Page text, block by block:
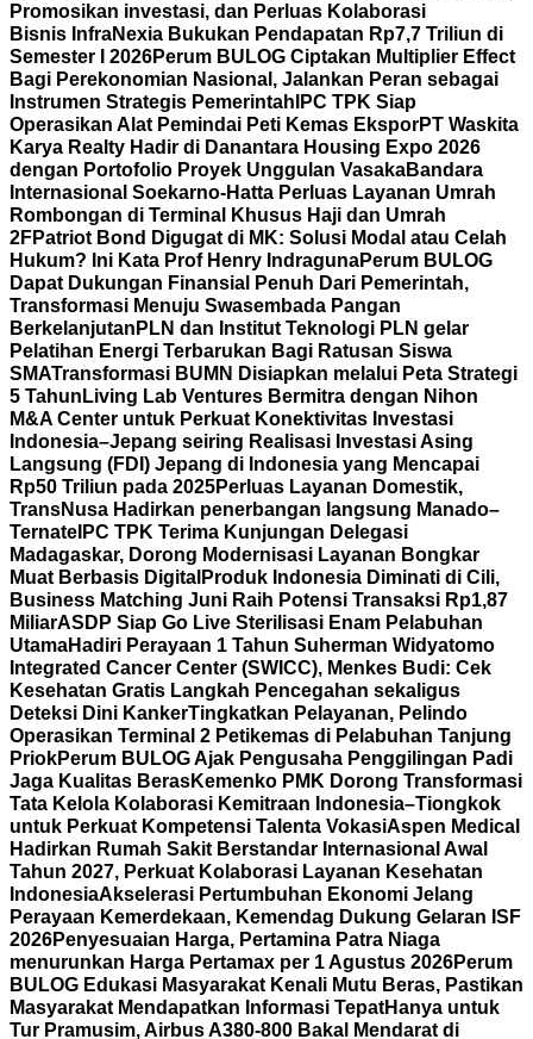
Promosikan investasi, dan Perluas Kolaborasi
Bisnis InfraNexia Bukukan Pendapatan Rp7,7 Triliun di
Semester I 2026Perum BULOG Ciptakan Multiplier Effect
Bagi Perekonomian Nasional, Jalankan Peran sebagai
Instrumen Strategis Pemerintah IPC TPK Siap
Operasikan Alat Pemindai Peti Kemas EksporPT Waskita
Karya Realty Hadir di Danantara Housing Expo 2026
dengan Portofolio Proyek Unggulan VasakaBandara
Internasional Soekarno-Hatta Perluas Layanan Umrah
Rombongan di Terminal Khusus Haji dan Umrah
2FPatriot Bond Digugat di MK: Solusi Modal atau Celah
Hukum? Ini Kata Prof Henry IndragunaPerum BULOG
Dapat Dukungan Finansial Penuh Dari Pemerintah,
Transformasi Menuju Swasembada Pangan
Berkelanjutan PLN dan Institut Teknologi PLN gelar
Pelatihan Energi Terbarukan Bagi Ratusan Siswa
SMATransformasi BUMN Disiapkan melalui Peta Strategi
5 Tahun Living Lab Ventures Bermitra dengan Nihon
M&A Center untuk Perkuat Konektivitas Investasi
Indonesia–Jepang seiring Realisasi Investasi Asing
Langsung (FDI) Jepang di Indonesia yang Mencapai
Rp50 Triliun pada 2025Perluas Layanan Domestik,
TransNusa Hadirkan penerbangan langsung Manado–
Ternate IPC TPK Terima Kunjungan Delegasi
Madagaskar, Dorong Modernisasi Layanan Bongkar
Muat Berbasis Digital Produk Indonesia Diminati di Cili,
Business Matching Juni Raih Potensi Transaksi Rp1,87
MiliarASDP Siap Go Live Sterilisasi Enam Pelabuhan
UtamaHadiri Perayaan 1 Tahun Suherman Widyatomo
Integrated Cancer Center (SWICC), Menkes Budi: Cek
Kesehatan Gratis Langkah Pencegahan sekaligus
Deteksi Dini KankerTingkatkan Pelayanan, Pelindo
Operasikan Terminal 2 Petikemas di Pelabuhan Tanjung
PriokPerum BULOG Ajak Pengusaha Penggilingan Padi
Jaga Kualitas BerasKemenko PMK Dorong Transformasi
Tata Kelola Kolaborasi Kemitraan Indonesia–Tiongkok
untuk Perkuat Kompetensi Talenta VokasiAspen Medical
Hadirkan Rumah Sakit Berstandar Internasional Awal
Tahun 2027, Perkuat Kolaborasi Layanan Kesehatan
IndonesiaAkselerasi Pertumbuhan Ekonomi Jelang
Perayaan Kemerdekaan, Kemendag Dukung Gelaran ISF
2026Penyesuaian Harga, Pertamina Patra Niaga
menurunkan Harga Pertamax per 1 Agustus 2026Perum
BULOG Edukasi Masyarakat Kenali Mutu Beras, Pastikan
Masyarakat Mendapatkan Informasi TepatHanya untuk
Tur Pramusim, Airbus A380-800 Bakal Mendarat di